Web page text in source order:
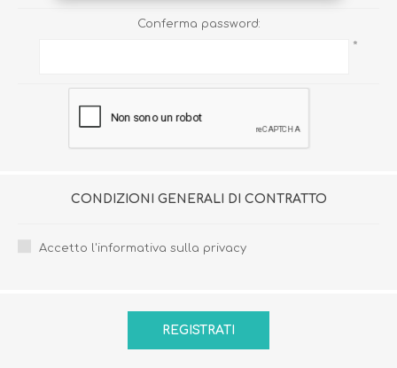
Conferma password:
*
CONDIZIONI GENERALI DI CONTRATTO
Accetto l'informativa sulla privacy